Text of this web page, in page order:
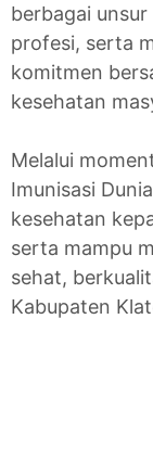
berbagai
profesi, serta
komitmen
kesehatan
Melalui
Imunisasi
kesehatan
serta mampu
sehat,
Kabupaten